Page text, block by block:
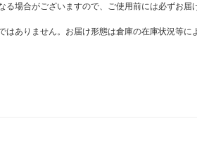
場合がございますので、ご使用前には必ずお
ありません。お届け形態は倉庫の在庫状況等に